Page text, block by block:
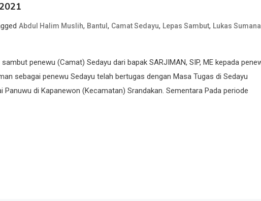
Abdul Halim Muslih, Bantul , Camat Sedayu, Lepas Sambut, Lukas
penewu (Camat) Sedayu dari bapak SARJIMAN, SIP, ME kepada
sebagai penewu Sedayu telah bertugas dengan Masa Tugas di Sedayu
di Kapanewon (Kecamatan) Srandakan. Sementara Pada periode